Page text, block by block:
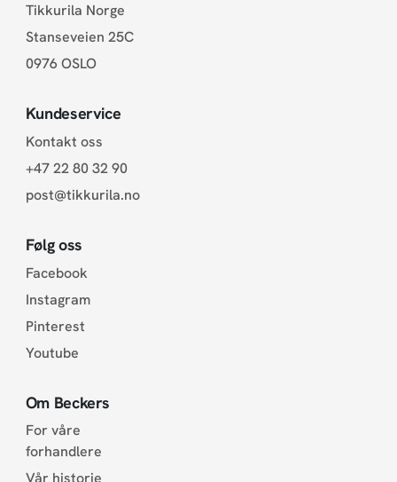
Tikkurila Norge
Stanseveien 25C
0976 OSLO
Kundeservice
Kontakt oss
+47 22 80 32 90
post@tikkurila.no
Følg oss
Facebook
Instagram
Pinterest
Youtube
Om Beckers
For våre
forhandlere
Vår historie